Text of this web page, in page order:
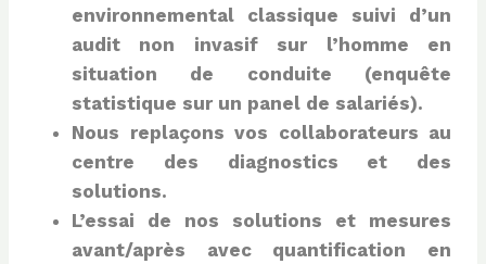
environnemental classique suivi d’un
audit non invasif sur l’homme en
situation de conduite (enquête
statistique sur un panel de salariés).
Nous replaçons vos collaborateurs au
centre des diagnostics et des
solutions.
L’essai de nos solutions et mesures
avant/après avec quantification en